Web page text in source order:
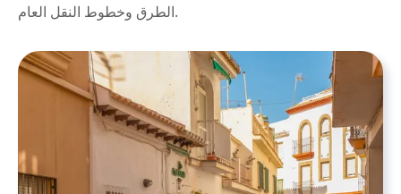
الطرق وخطوط النقل العام.